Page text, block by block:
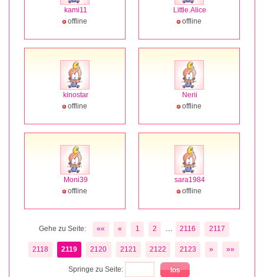
kami11
offline
Little.Alice
offline
kinostar
offline
Nerii
offline
Moni39
offline
sara1984
offline
Gehe zu Seite: «« « 1 2 ... 2116 2117
2118 2119 2120 2121 2122 2123 » »»
Springe zu Seite: